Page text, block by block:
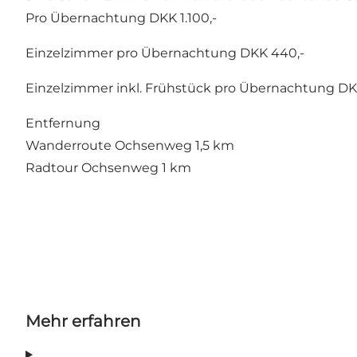
Pro Übernachtung DKK 1.100,-
Einzelzimmer pro Übernachtung DKK 440,-
Einzelzimmer inkl. Frühstück pro Übernachtung
Entfernung
Wanderroute Ochsenweg 1,5 km
Radtour Ochsenweg 1 km
Mehr erfahren